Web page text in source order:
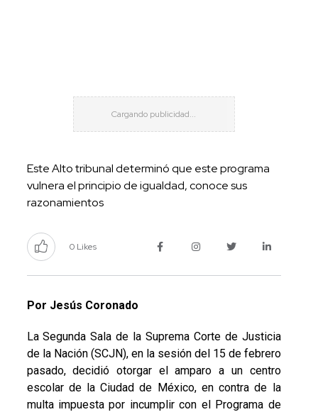
Este Alto tribunal determinó que este programa
vulnera el principio de igualdad, conoce sus
razonamientos
0 Likes
Por Jesús Coronado
La Segunda Sala de la Suprema Corte de Justicia
de la Nación (SCJN), en la sesión del 15 de febrero
pasado, decidió otorgar el amparo a un centro
escolar de la Ciudad de México, en contra de la
multa impuesta por incumplir con el Programa de